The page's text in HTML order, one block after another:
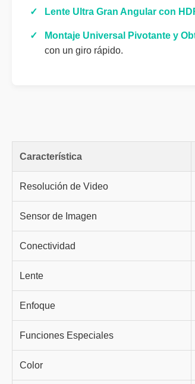
✓ Lente Ultra Gran Angular con
✓ Montaje Universal Pivotante y
con un giro rápido.
Característica
Resolución de Video
Sensor de Imagen
Conectividad
Lente
Enfoque
Funciones Especiales
Color